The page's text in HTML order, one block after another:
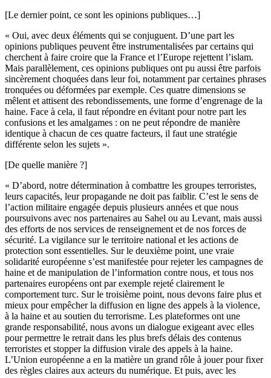
[Le dernier point, ce sont les opinions publiques…]
« Oui, avec deux éléments qui se conjuguent. D’une part les
opinions publiques peuvent être instrumentalisées par certains qui
cherchent à faire croire que la France et l’Europe rejettent l’islam.
Mais parallèlement, ces opinions publiques ont pu aussi être parfois
sincèrement choquées dans leur foi, notamment par certaines phrases
tronquées ou déformées par exemple. Ces quatre dimensions se
mêlent et attisent des rebondissements, une forme d’engrenage de la
haine. Face à cela, il faut répondre en évitant pour notre part les
confusions et les amalgames : on ne peut répondre de manière
identique à chacun de ces quatre facteurs, il faut une stratégie
différente selon les sujets ».
[De quelle manière ?]
« D’abord, notre détermination à combattre les groupes terroristes,
leurs capacités, leur propagande ne doit pas faiblir. C’est le sens de
l’action militaire engagée depuis plusieurs années et que nous
poursuivons avec nos partenaires au Sahel ou au Levant, mais aussi
des efforts de nos services de renseignement et de nos forces de
sécurité. La vigilance sur le territoire national et les actions de
protection sont essentielles. Sur le deuxième point, une vraie
solidarité européenne s’est manifestée pour rejeter les campagnes de
haine et de manipulation de l’information contre nous, et tous nos
partenaires européens ont par exemple rejeté clairement le
comportement turc. Sur le troisième point, nous devons faire plus et
mieux pour empêcher la diffusion en ligne des appels à la violence,
à la haine et au soutien du terrorisme. Les plateformes ont une
grande responsabilité, nous avons un dialogue exigeant avec elles
pour permettre le retrait dans les plus brefs délais des contenus
terroristes et stopper la diffusion virale des appels à la haine.
L’Union européenne a en la matière un grand rôle à jouer pour fixer
des règles claires aux acteurs du numérique. Et puis, avec les